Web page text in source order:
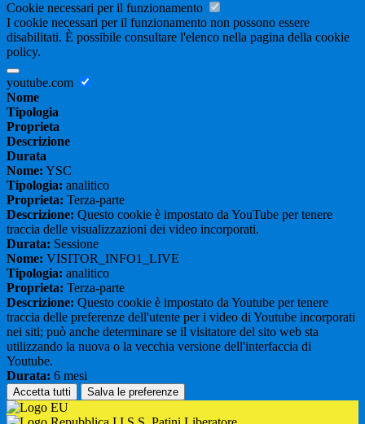
Cookie necessari per il funzionamento
I cookie necessari per il funzionamento non possono essere
disabilitati. È possibile consultare l'elenco nella pagina della cookie
policy.
youtube.com
Nome
Tipologia
Proprieta
Descrizione
Durata
Nome: YSC
Tipologia: analitico
Proprieta: Terza-parte
Descrizione: Questo cookie è impostato da YouTube per tenere
traccia delle visualizzazioni dei video incorporati.
Durata: Sessione
Nome: VISITOR_INFO1_LIVE
Tipologia: analitico
Proprieta: Terza-parte
Descrizione: Questo cookie è impostato da Youtube per tenere
traccia delle preferenze dell'utente per i video di Youtube incorporati
nei siti; può anche determinare se il visitatore del sito web sta
utilizzando la nuova o la vecchia versione dell'interfaccia di
Youtube.
Durata: 6 mesi
Accetta tutti Salva le preferenze